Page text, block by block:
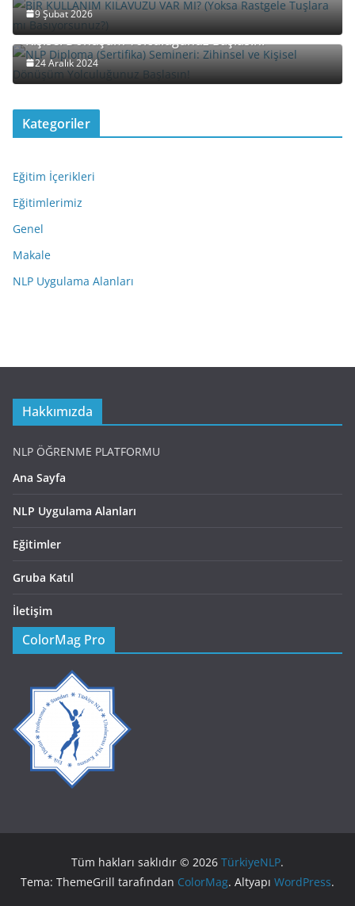
9 Şubat 2026
NLP Diploma (Sertifika) Semineri: Zihinsel ve
Kişisel Dönüşüm Yolculuğunuz Başlasın!
24 Aralık 2024
Kategoriler
Eğitim İçerikleri
Eğitimlerimiz
Genel
Makale
NLP Uygulama Alanları
Hakkımızda
NLP ÖĞRENME PLATFORMU
Ana Sayfa
NLP Uygulama Alanları
Eğitimler
Gruba Katıl
İletişim
ColorMag Pro
Tüm hakları saklıdır © 2026 TürkiyeNLP.
Tema: ThemeGrill tarafından ColorMag. Altyapı WordPress.